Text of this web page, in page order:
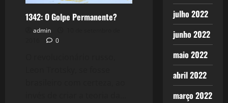
1342: O Golpe Permanente?
admin
0
julho 2022
junho 2022
maio 2022
abril 2022
março 2022